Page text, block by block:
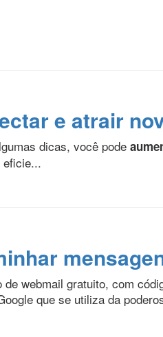
e atrair
dicas, você pode
eficie...
webmail gratuito, com
que se utiliza da